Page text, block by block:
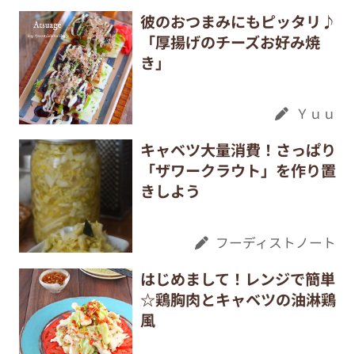
彼のおつまみにもピッタリ♪
「厚揚げのチーズお好み焼
き」
Ｙｕｕ
キャベツ大量消費！さっぱり
「ザワークラウト」を作り置
きしよう
フーディストノート
はじめまして！レンジで簡単
☆鶏胸肉とキャベツの油淋鶏
風